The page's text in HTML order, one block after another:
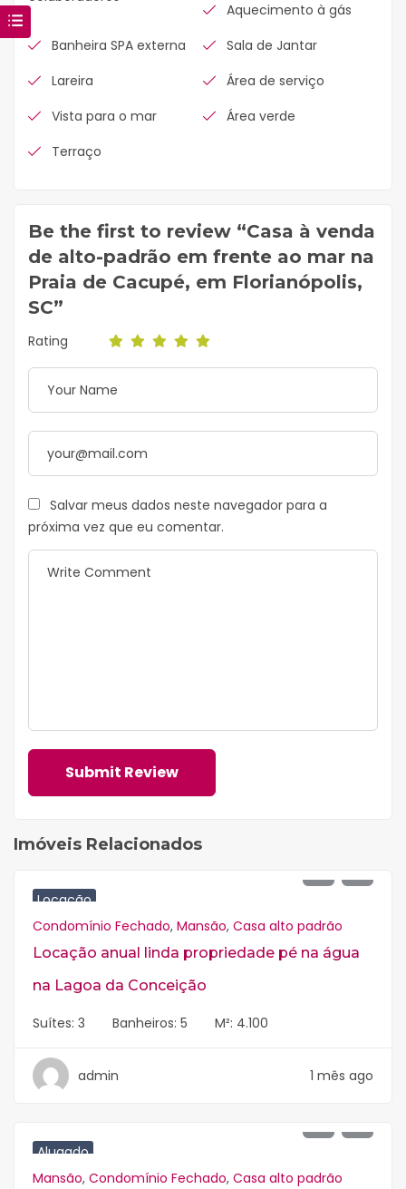
Aquecimento à gás
Banheira SPA externa
Sala de Jantar
Lareira
Área de serviço
Vista para o mar
Área verde
Terraço
Be the first to review “Casa à venda
de alto-padrão em frente ao mar na
Praia de Cacupé, em Florianópolis,
SC”
Rating
Salvar meus dados neste navegador para a
próxima vez que eu comentar.
Imóveis Relacionados
Locação
Condomínio Fechado, Mansão, Casa alto padrão
Locação anual linda propriedade pé na água
na Lagoa da Conceição
Suítes: 3 Banheiros: 5 M²: 4.100
admin 1 mês ago
Alugado
Mansão, Condomínio Fechado, Casa alto padrão